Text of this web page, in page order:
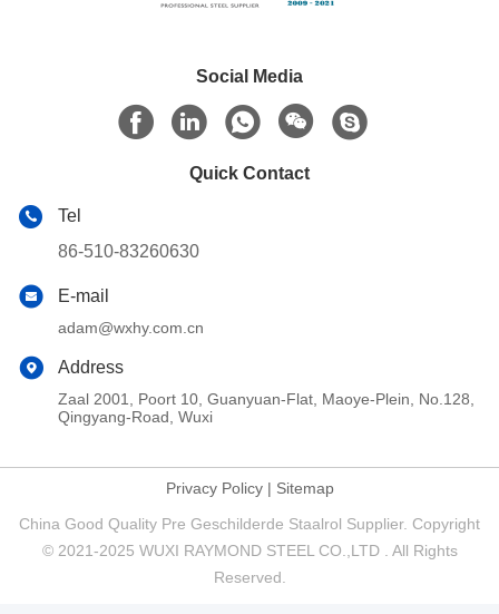
Social Media
Quick Contact
Tel
86-510-83260630
E-mail
adam@wxhy.com.cn
Address
Zaal 2001, Poort 10, Guanyuan-Flat, Maoye-Plein, No.128,
Qingyang-Road, Wuxi
Privacy Policy| Sitemap
China Good Quality Pre Geschilderde Staalrol Supplier. Copyright
© 2021-2025 WUXI RAYMOND STEEL CO.,LTD . All Rights
Reserved.